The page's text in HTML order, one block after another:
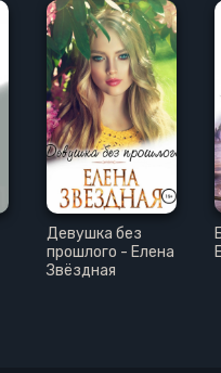
Девушка без
прошлого - Елена
Звёздная